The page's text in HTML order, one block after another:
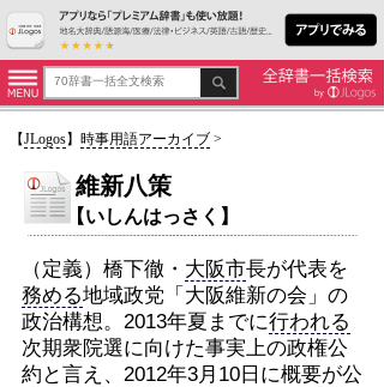
【JLogos】 時事用語アーカイブ>
維新八策
【いしんはっさく】
（定義）橋下徹・ 大阪市長が代表を
務める地域政党「大阪維新の会」の
政治構想。2013年夏までに行われる
次期衆院選に向けた事実上の政権公
約と言え、2012年3月10日に概要が公